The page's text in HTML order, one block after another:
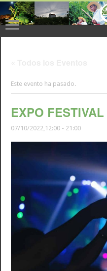
Este evento ha pasado.
EXPO FESTIVAL
07/10/2022,12:00 - 21:00